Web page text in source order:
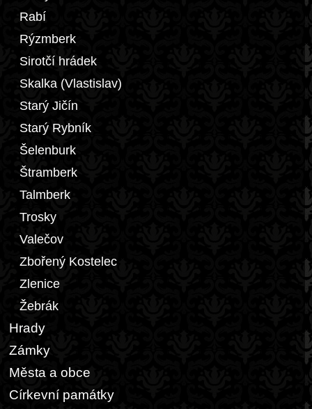
Rabí
Rýzmberk
Sirotčí hrádek
Skalka (Vlastislav)
Starý Jičín
Starý Rybník
Šelenburk
Štramberk
Talmberk
Trosky
Valečov
Zbořený Kostelec
Zlenice
Žebrák
Hrady
Zámky
Města a obce
Církevní památky